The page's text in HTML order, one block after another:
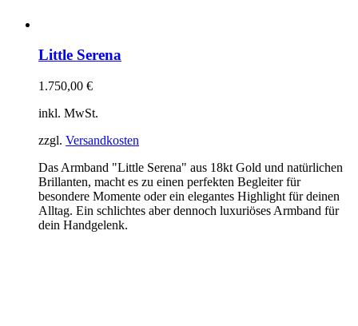
Little Serena
1.750,00 €
inkl. MwSt.
zzgl. Versandkosten
Das Armband "Little Serena" aus 18kt Gold und natürlichen
Brillanten, macht es zu einen perfekten Begleiter für
besondere Momente oder ein elegantes Highlight für deinen
Alltag. Ein schlichtes aber dennoch luxuriöses Armband für
dein Handgelenk.